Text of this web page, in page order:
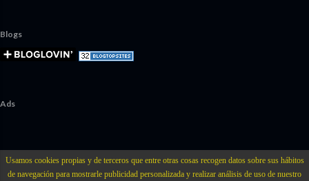
Blogs
Ads
Usamos cookies propias y de terceros que entre otras cosas recogen datos sobre sus hábitos
de navegación para mostrarle publicidad personalizada y realizar análisis de uso de nuestro